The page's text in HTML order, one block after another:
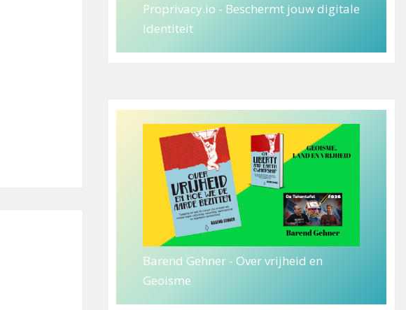
Proprivacy.io - Beschermt jouw digitale
identiteit
Barend Gehner - Over vrijheid en
Geoisme